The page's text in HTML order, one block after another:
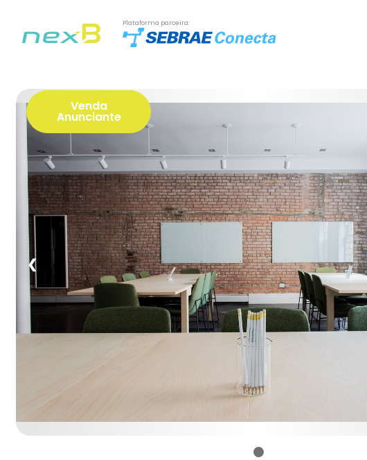
Plataforma parceira:
Venda
Anunciante
❮